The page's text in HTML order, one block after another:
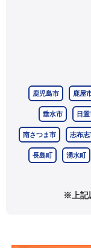
鹿児島市 鹿屋
垂水市 日
南さつま市 志布志
長島町 湧水町
※上記